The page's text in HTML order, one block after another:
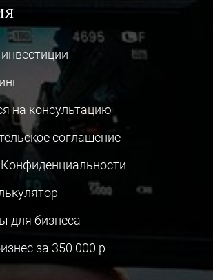
на консультацию
соглашение
для бизнеса
за 350 000 р